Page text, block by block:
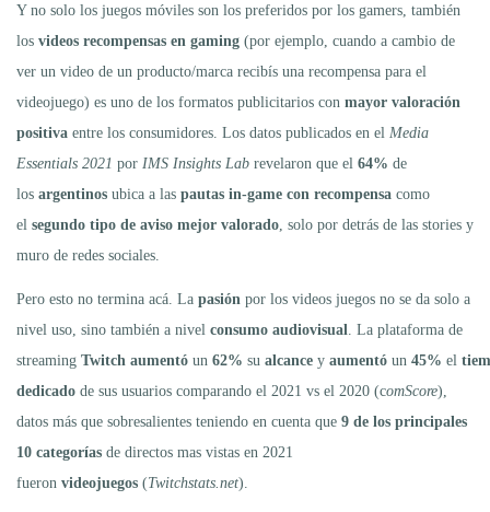
Y no solo los juegos móviles son los preferidos por los gamers, también
los videos recompensas en gaming (por ejemplo, cuando a cambio de
ver un video de un producto/marca recibís una recompensa para el
videojuego) es uno de los formatos publicitarios con mayor valoración
positiva entre los consumidores. Los datos publicados en el Media
Essentials 2021 por IMS Insights Lab revelaron que el 64% de
los argentinos ubica a las pautas in-game con recompensa como
el segundo tipo de aviso mejor valorado , solo por detrás de las stories y
muro de redes sociales.
Pero esto no termina acá. La pasión por los videos juegos no se da solo a
nivel uso, sino también a nivel consumo audiovisual
. La plataforma de
streaming Twitch aumentó un 62% su alcance y aumentó un 45% el
dedicado de sus usuarios comparando el 2021 vs el 2020 (comScore),
datos más que sobresalientes teniendo en cuenta que 9 de los principales
10 categorías de directos mas vistas en 2021
fueron videojuegos (Twitchstats.net).